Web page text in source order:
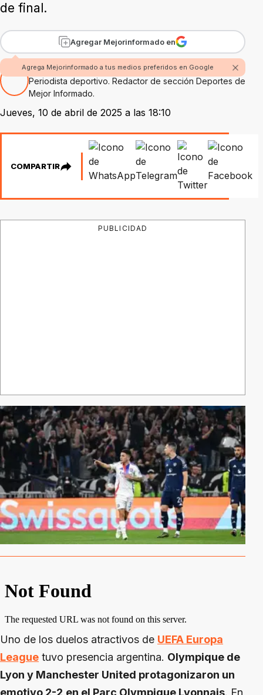
de final.
Agregar Mejorinformado en
Agrega Mejorinformado a tus medios preferidos en Google
Por Juan Sáber
Periodista deportivo. Redactor de sección Deportes de
Mejor Informado.
Jueves, 10 de abril de 2025 a las 18:10
COMPARTIR
PUBLICIDAD
Uno de los duelos atractivos de UEFA Europa
League tuvo presencia argentina. Olympique de
Lyon y Manchester United protagonizaron un